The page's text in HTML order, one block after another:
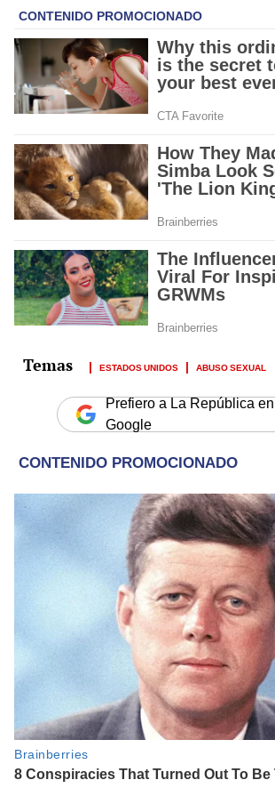
ESTADOS UNIDOS ABUSO SEXUAL
Prefiero a La República en
Google